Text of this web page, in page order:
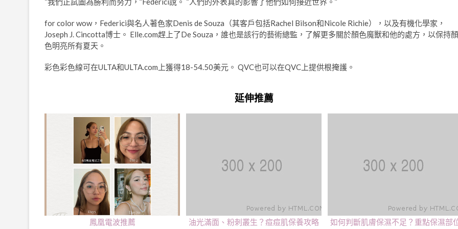
for color wow，Federici與名人著色家Denis de Souza（其客戶包括Rach​​el Bilson和Nicole Richie），以及有機化學家，
Joseph J. Cincotta博士。 Elle.com趕上了De Souza，誰也是該行的藝術總監，了解更多關於顏色魔獸和他的處方，以保持顏
色明亮所有夏天。
彩色彩色線可在ULTA和ULTA.com上獲得18-54.50美元。 QVC也可以在QVC上提供根掩護。
延伸推薦
鳳凰電波推薦 油光滿面、粉刺叢生？痘痘肌保養攻略 如何判斷肌膚保濕不足？重點保濕部